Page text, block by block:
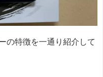
の特徴を一通り紹介して